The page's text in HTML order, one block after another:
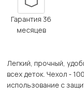
Гарантия 36
месяцев
Легкий, прочный,
всех деток. Чехол -
использование с